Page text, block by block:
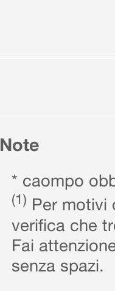
Note
* caompo
(1) Per motivi
verifica che
Fai
senza spazi.